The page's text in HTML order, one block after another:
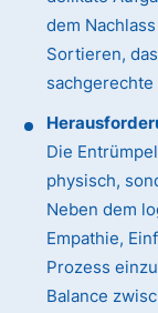
dem
Sortieren,
Die
physisch,
Neben dem
Empathie,
Prozess
Balance